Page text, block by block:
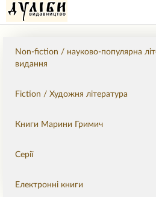
Non-fiction / науково-популярна
видання
Fiction / Художня література
Книги Марини Гримич
Серії
Електронні книги